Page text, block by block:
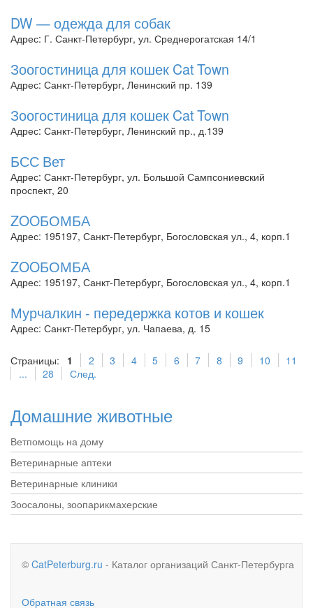
DW — одежда для собак
Адрес: Г. Санкт-Петербург, ул. Среднерогатская 14/1
Зоогостиница для кошек Cat Town
Адрес: Санкт-Петербург, Ленинский пр. 139
Зоогостиница для кошек Cat Town
Адрес: Санкт-Петербург, Ленинский пр., д.139
БСС Вет
Адрес: Санкт-Петербург, ул. Большой Сампсониевский
проспект, 20
ZOOБОМБА
Адрес: 195197, Санкт-Петербург, Богословская ул., 4, корп.1
ZOOБОМБА
Адрес: 195197, Санкт-Петербург, Богословская ул., 4, корп.1
Мурчалкин - передержка котов и кошек
Адрес: Санкт-Петербург, ул. Чапаева, д. 15
Страницы: 1 2 3 4 5 6 7 8 9 10
11
...
28 След.
Домашние животные
Ветпомощь на дому
Ветеринарные аптеки
Ветеринарные клиники
Зоосалоны, зоопарикмахерские
© CatPeterburg.ru - Каталог организаций Санкт-Петербурга
Обратная связь